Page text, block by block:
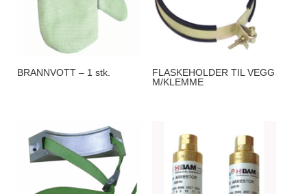
BRANNVOTT – 1 stk.
FLASKEHOLDER TIL VEGG
M/KLEMME